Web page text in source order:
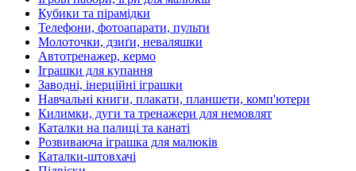
Кубики та пірамідки
Телефони, фотоапарати, пульти
Молоточки, дзиґи, неваляшки
Автотренажер, кермо
Іграшки для купання
Заводні, інерційні іграшки
Навчальні книги, плакати, планшети, комп'ютери
Килимки, дуги та тренажери для немовлят
Каталки на палиці та канаті
Розвиваюча іграшка для малюків
Каталки-штовхачі